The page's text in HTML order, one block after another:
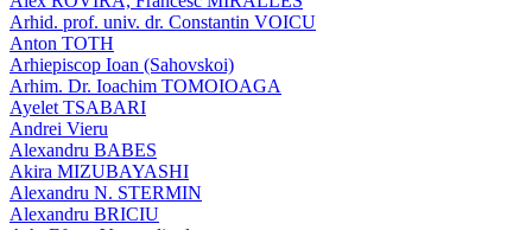
Arhid. prof. univ. dr. Constantin VOICU
Anton TOTH
Arhiepiscop Ioan (Sahovskoi)
Arhim. Dr. Ioachim TOMOIOAGA
Ayelet TSABARI
Andrei Vieru
Alexandru BABES
Akira MIZUBAYASHI
Alexandru N. STERMIN
Alexandru BRICIU